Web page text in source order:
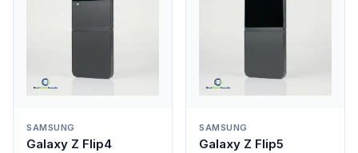
SAMSUNG
Galaxy Z Flip4
SAMSUNG
Galaxy Z Flip5